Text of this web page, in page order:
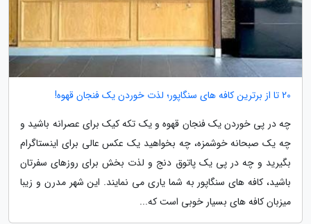
20 تا از برترین کافه های سنگاپور؛ لذت خوردن یک فنجان قهوه!
چه در پی خوردن یک فنجان قهوه و یک تکه کیک برای عصرانه باشید و
چه یک صبحانه خوشمزه، چه بخواهید یک عکس عالی برای اینستاگرام
بگیرید و چه در پی یک پاتوق دنج و لذت بخش برای روزهای سفرتان
باشید، کافه های سنگاپور به شما یاری می نمایند. این شهر مدرن و زیبا
میزبان کافه های بسیار خوبی است که...